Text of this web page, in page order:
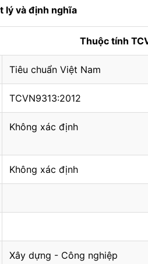
lý và định nghĩa
Thuộc tính
Tiêu chuẩn Việt Nam
TCVN9313:2012
Không xác định
Không xác định
Xây dựng - Công nghiệp